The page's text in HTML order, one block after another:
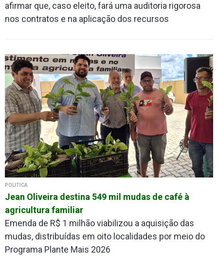
afirmar que, caso eleito, fará uma auditoria rigorosa
nos contratos e na aplicação dos recursos
POLÍTICA
Jean Oliveira destina 549 mil mudas de café à
agricultura familiar
Emenda de R$ 1 milhão viabilizou a aquisição das
mudas, distribuídas em oito localidades por meio do
Programa Plante Mais 2026